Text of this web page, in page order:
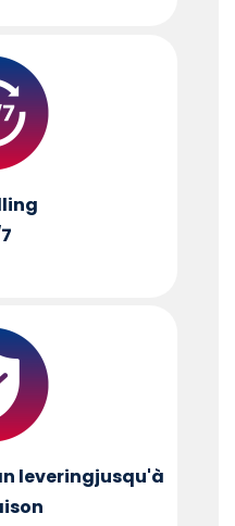
leveringjusqu'à